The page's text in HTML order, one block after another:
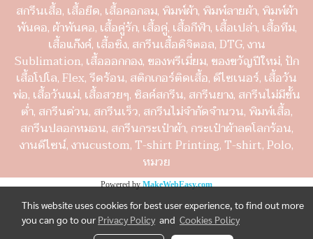
สกรีนเสื้อ, เสื้อยืด, เสื้อคอกลม, พิมพ์ผ้า, พิมพ์ลายผ้า, พิมพ์ผ้า
พันคอ, ผ้าพันคอ, เสื้อคู่รัก, เสื้อคู่, เสื้อกีฬา, เสื้อเปล่า, เสื้อทีม,
เสื้อแก๊งค์, เสื้อซิ่ง, สกรีนเสื้อดิจิตอล, DTG, งาน
Sublimation, เสื้อออกกอง, ของพรีเมี่ยม, ของขวัญปีใหม่, ปัก
เสื้อโปโล, Flex, รีดร้อน, สติกเกอร์ติดเสื้อ, ดีไซเนอร์, เสื้อวัน
พ่อ, เสื้อวันแม่, เสื้อสวยๆ, ซิลค์สกรีน, สกรีนยาง, สกรีนไม่มีขั้น
ต่ำ, สกรีนด่วน, สกรีนเร็ว, สกรีนไม่จำกัดจำนวน, พิมพ์เสื้อ,
สกรีนปลอกหมอน, สกรีนกระเป๋าผ้า, กระเป๋าผ้าลดโลกร้อน,
งานดีไซน์, งานcustom, T-shirt Printing, T-shirt, Polo,
หมวย
Powered by MakeWebEasy.com
This website uses cookies for best user experience, to find out more
you can go to our Privacy Policy and Cookies Policy